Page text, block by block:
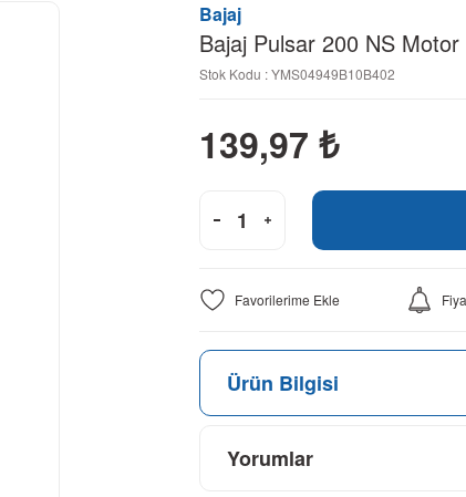
Bajaj
Bajaj Pulsar 200 NS
Stok Kodu : YMS04949B10B402
139,97 ₺
Ürün Bilgisi
Yorumlar